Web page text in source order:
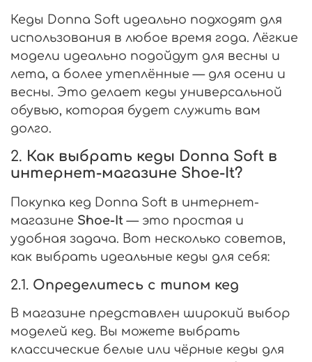
Кеды Donna Soft идеально подходят для
использования в любое время года. Лёгкие
модели идеально подойдут для весны и
лета, а более утеплённые — для осени и
весны. Это делает кеды универсальной
обувью, которая будет служить вам
долго.
2. Как выбрать кеды Donna Soft в
интернет-магазине Shoe-It?
Покупка кед Donna Soft в интернет-
магазине Shoe-It — это простая и
удобная задача. Вот несколько советов,
как выбрать идеальные кеды для себя:
2.1. Определитесь с типом кед
В магазине представлен широкий выбор
моделей кед. Вы можете выбрать
классические белые или чёрные кеды для